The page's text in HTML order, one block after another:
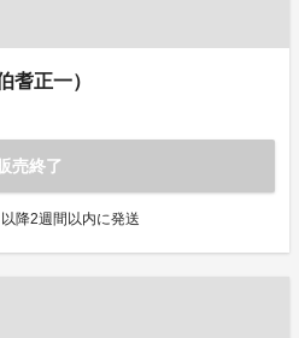
耆正一）
売終了
降2週間以内に発送